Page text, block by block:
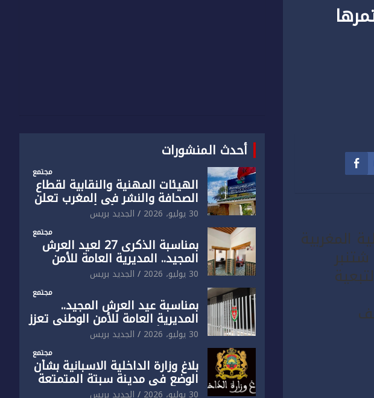
المغربية
بقاعة المؤتمرات ميراج والتي ستستمر على مدى يومي 25و26 شتنبر
أحدث المنشورات
مجتمع
الهيئات المهنية والنقابية لقطاع
الصحافة والنشر في المغرب تعلن
رفضها القاطع لـ”أي أجندة انتخابية
مُعدة على مقاس سياسي
ومصلحي ضيق”
30 يوليو، 2026 الجديد بريس
مجتمع
بمناسبة الذكرى 27 لعيد العرش
المجيد.. المديرية العامة للأمن
الوطني تفتتح المقر الجديد لفرقة
الشرطة السياحية بفاس
30 يوليو، 2026 الجديد بريس
مجتمع
بمناسبة عيد العرش المجيد..
المديرية العامة للأمن الوطني تعزز
البنية الأمنية بالناظور بإحداث
فرقتين جديدتين
30 يوليو، 2026 الجديد بريس
مجتمع
بلاغ وزارة الداخلية الاسبانية بشأن
الوضع في مدينة سبتة المتمتعة
بالحكم الذاتي